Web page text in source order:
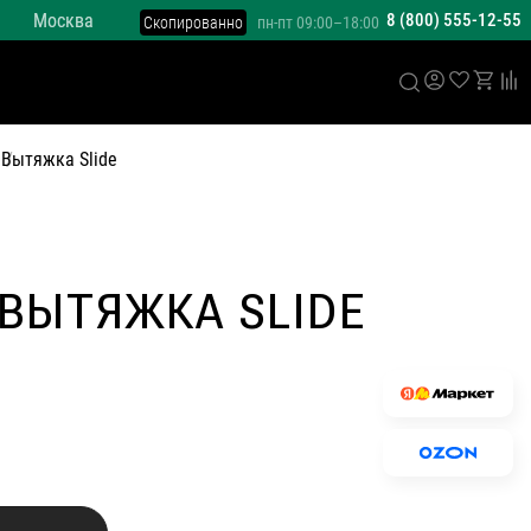
Москва пн-пт 09:00–18:00 8 (800) 555-12-55
Скопированно
Вытяжка Slide
SLIDE